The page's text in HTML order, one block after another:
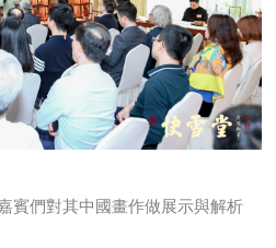
賓們對其中國畫作做展示與解析